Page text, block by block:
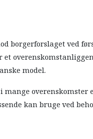
borgerforslaget ved
model.
kan bruge ved